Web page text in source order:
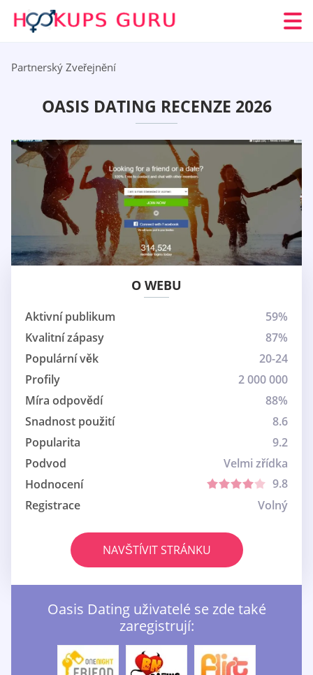
Partnerský Zveřejnění
OASIS DATING RECENZE 2026
O WEBU
Aktivní publikum
59%
Kvalitní zápasy
87%
Populární věk
20-24
Profily
2 000 000
Míra odpovědí
88%
Snadnost použití
8.6
Popularita
9.2
Podvod
Velmi zřídka
Hodnocení
9.8
Registrace
Volný
NAVŠTÍVIT STRÁNKU
Oasis Dating uživatelé se zde také
zaregistrují: